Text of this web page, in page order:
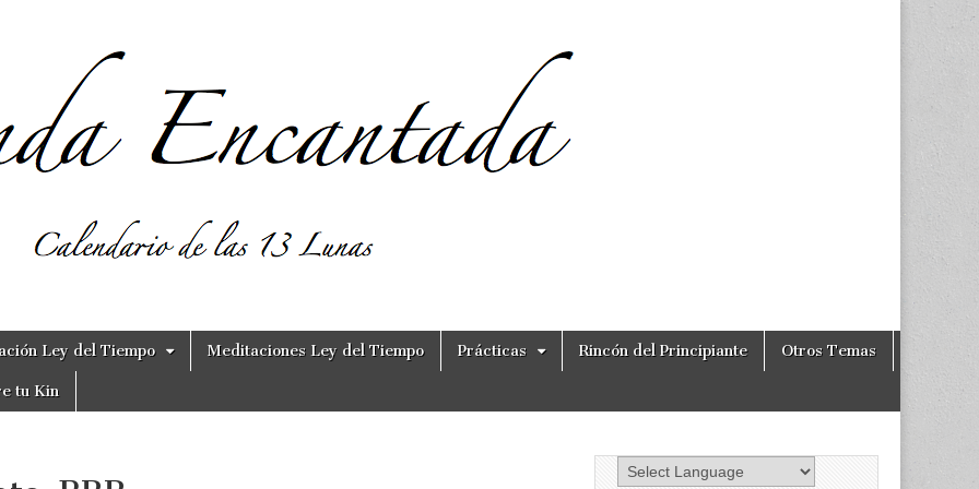
Ley del Tiempo Meditaciones Ley del Tiempo Prácticas Rincón del Principiante Otros Temas
tu Kin